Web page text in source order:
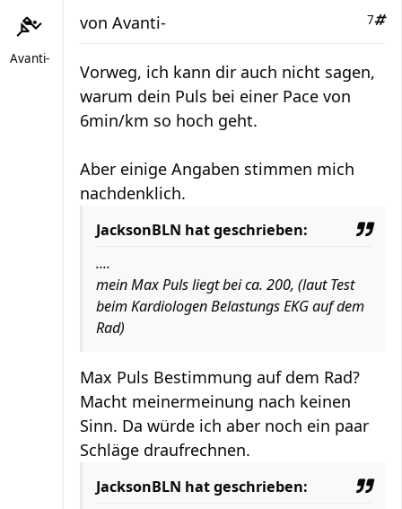
Avanti-
7
von Avanti-
Vorweg, ich kann dir auch nicht sagen,
warum dein Puls bei einer Pace von
6min/km so hoch geht.
Aber einige Angaben stimmen mich
nachdenklich.
JacksonBLN hat geschrieben:
....
mein Max Puls liegt bei ca. 200, (laut Test
beim Kardiologen Belastungs EKG auf dem
Rad)
Max Puls Bestimmung auf dem Rad?
Macht meinermeinung nach keinen
Sinn. Da würde ich aber noch ein paar
Schläge draufrechnen.
JacksonBLN hat geschrieben: